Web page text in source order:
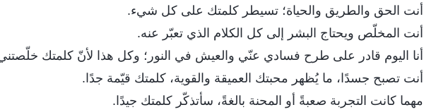
أنت الحق والطريق والحياة؛ تسيطر كلمتك على كل شيء.
أنت المخلّص ويحتاج البشر إلى كل الكلام الذي تعبّر عنه.
أنا اليوم قادر على طرح فسادي عنّي والعيش في النور؛ وكل هذا لأنّ كلمتك
أنت تصبح جسدًا، ما يُظهر محبتك العميقة والقوية، كلمتك قيّمة جدًا.
مهما كانت التجربة صعبةً أو المحنة بالغةً، سأتذكّر كلمتك جيدًا.